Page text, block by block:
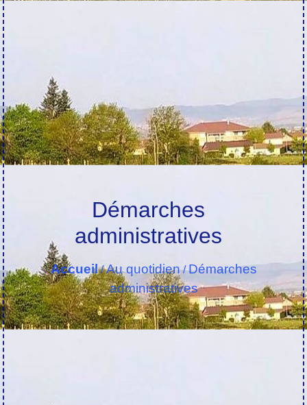
Démarches
administratives
Accueil/Au quotidien/Démarches
administratives